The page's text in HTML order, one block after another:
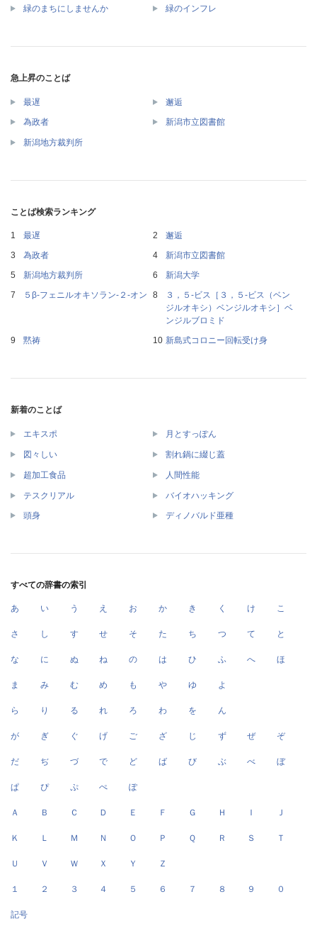
緑のまちにしませんか 緑のインフレ
急上昇のことば
最遅 邂逅
為政者 新潟市立図書館
新潟地方裁判所
ことば検索ランキング
最遅
邂逅
為政者
新潟市立図書館
新潟地方裁判所
新潟大学
５β‐フェニルオキソラン‐２‐オン
３，５‐ビス［３，５‐ビス（ベン
ジルオキシ）ベンジルオキシ］ベ
ンジルブロミド
黙祷
新島式コロニー回転受け身
新着のことば
エキスポ 月とすっぽん
図々しい 割れ鍋に綴じ蓋
超加工食品 人間性能
テスクリアル バイオハッキング
頭身 ディノバルド亜種
すべての辞書の索引
あ い う え お か き く け こ
さ し す せ そ た ち つ て と
な に ぬ ね の は ひ ふ へ ほ
ま み む め も や ゆ よ
ら り る れ ろ わ を ん
が ぎ ぐ げ ご ざ じ ず ぜ ぞ
だ ぢ づ で ど ば び ぶ べ ぼ
ぱ ぴ ぷ ぺ ぽ
Ａ Ｂ Ｃ Ｄ Ｅ Ｆ Ｇ Ｈ Ｉ Ｊ
Ｋ Ｌ Ｍ Ｎ Ｏ Ｐ Ｑ Ｒ Ｓ Ｔ
Ｕ Ｖ Ｗ Ｘ Ｙ Ｚ
１ ２ ３ ４ ５ ６ ７ ８ ９ ０
記号